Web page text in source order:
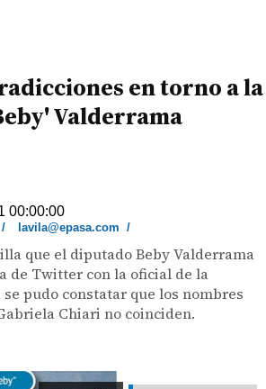
en torno a la
Valderrama
00:00:00
/ lavila@epasa.com /
que el diputado Beby Valderrama
de Twitter con la oficial de la
pudo constatar que los nombres
Chiari no coinciden.